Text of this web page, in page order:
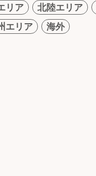
リア 北陸エリア
エリア 海外